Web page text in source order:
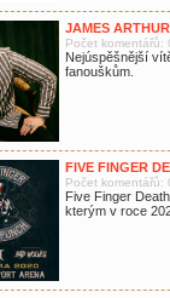
JAMES
Počet komentářů:
Nejúspěšnější
fanouškům.
FIVE FINGER
Počet komentářů:
Five Finger
kterým v roce